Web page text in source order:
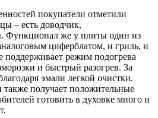
покупатели отметили
– есть доводчик,
Функционал же у плиты один из
циферблатом, и гриль, и
поддерживает режим подогрева
и быстрый разогрев. За
эмали легкой очистки.
также получает положительные
готовить в духовке много и